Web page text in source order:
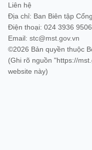
Liên hệ
Địa chỉ: Ban Biên tập
Điện thoại: 024 3936 9506
Email: stc@mst.gov.vn
©2026 Bản quyền thuộc
(Ghi rõ nguồn "https://
website này)